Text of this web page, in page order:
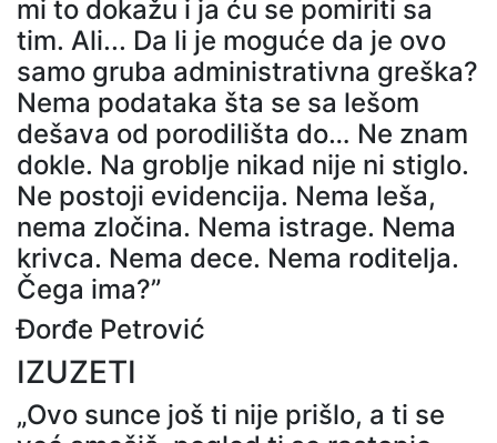
mi to dokažu i ja ću se pomiriti sa
tim. Ali... Da li je moguće da je ovo
samo gruba administrativna greška?
Nema podataka šta se sa lešom
dešava od porodilišta do… Ne znam
dokle. Na groblje nikad nije ni stiglo.
Ne postoji evidencija. Nema leša,
nema zločina. Nema istrage. Nema
krivca. Nema dece. Nema roditelja.
Čega ima?”
Đorđe Petrović
IZUZETI
„Ovo sunce još ti nije prišlo, a ti se